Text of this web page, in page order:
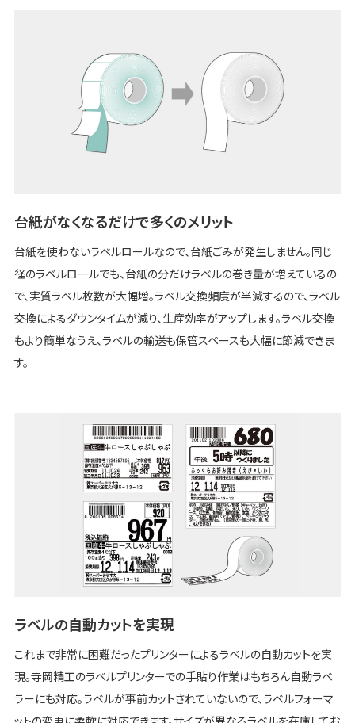
台紙がなくなるだけで多くのメリット
台紙を使わないラベルロールなので、台紙ごみが発生しません。同じ
径のラベルロールでも、台紙の分だけラベルの巻き量が増えているの
で、実質ラベル枚数が大幅増。ラベル交換頻度が半減するので、ラベル
交換によるダウンタイムが減り、生産効率がアップします。ラベル交換
もより簡単なうえ、ラベルの輸送も保管スペースも大幅に節減できま
す。
ラベルの自動カットを実現
これまで非常に困難だったプリンターによるラベルの自動カットを実
現。寺岡精工のラベルプリンターでの手貼り作業はもちろん自動ラベ
ラーにも対応。ラベルが事前カットされていないので、ラベルフォーマ